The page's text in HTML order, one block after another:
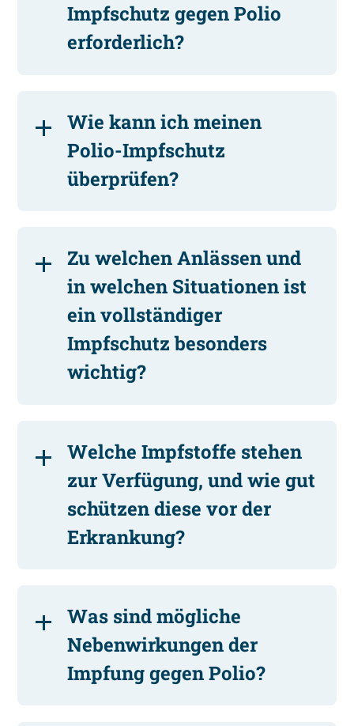
Impfschutz gegen Polio
erforderlich?
Wie kann ich meinen
Polio-Impfschutz
überprüfen?
Zu welchen Anlässen und
in welchen Situationen ist
ein vollständiger
Impfschutz besonders
wichtig?
Welche Impfstoffe stehen
zur Verfügung, und wie gut
schützen diese vor der
Erkrankung?
Was sind mögliche
Nebenwirkungen der
Impfung gegen Polio?